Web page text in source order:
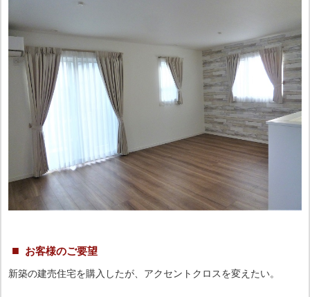
お客様のご要望
新築の建売住宅を購入したが、アクセントクロスを変えたい。